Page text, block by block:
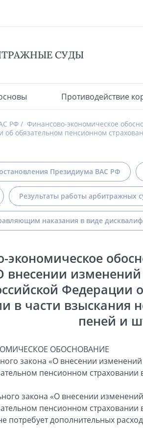
СУДЫ
Противодействие
РФ
Финансово-экономическое
об обязательном пенсионном
Президиума ВАС РФ
Результаты работы арбитражных
наказания в виде
экономическое
внесении
Федерации
в части взыскания
пеней и
ОБОСНОВАНИЕ
закона «О внесении
пенсионном страховании
закона «О внесении
пенсионном страховании
потребует дополнительных